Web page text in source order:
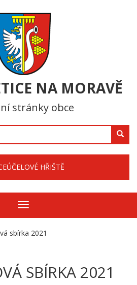
NA MORAVĚ
stránky obce
HŘIŠTĚ
Zobrazit/skrýt
navigaci
sbírka 2021
SBÍRKA 2021